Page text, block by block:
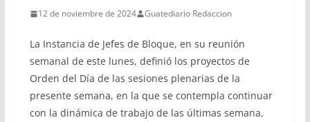
12 de noviembre de 2024 Guatediario Redaccion
La Instancia de Jefes de Bloque, en su reunión
semanal de este lunes, definió los proyectos de
Orden del Día de las sesiones plenarias de la
presente semana, en la que se contempla continuar
con la dinámica de trabajo de las últimas semana,